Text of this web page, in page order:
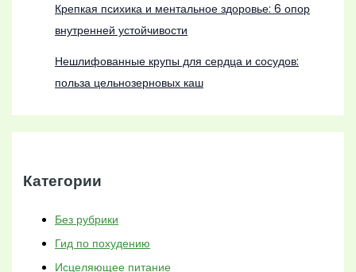
Крепкая психика и ментальное здоровье: 6 опор
внутренней устойчивости
Нешлифованные крупы для сердца и сосудов:
польза цельнозерновых каш
Категории
Без рубрики
Гид по похудению
Исцеляющее питание